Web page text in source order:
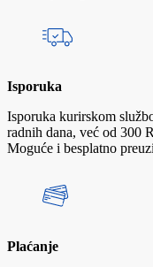
Isporuka
Isporuka kurirskom
radnih dana, već od 300
Moguće i besplatno
Plaćanje